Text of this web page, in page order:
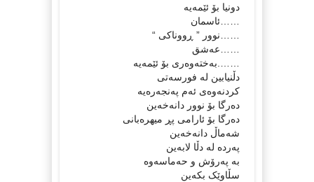
دونیا بۆ ئێمەیە
……ئاسمان
……نوور ” ڕووناکی “
……عەشق
…….بەختەوەری بۆ ئێمەیە
دڵنیابین لە فورسەتی
كردنەوەی ئەم پەنجەرەیە
دەرگا بۆ نوور دانەخەین
دەرگا بۆ ئارامی پڕ میهرەبانی
شەماڵ دانەخەین
پەردە لە دڵا لابەین
بە پەرۆش و حەماسەوە
سڵاوێک بکەین